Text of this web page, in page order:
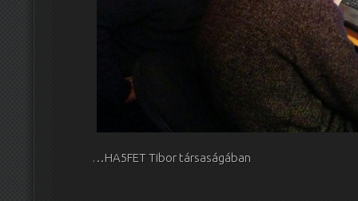
…HA5FET Tibor társaságában